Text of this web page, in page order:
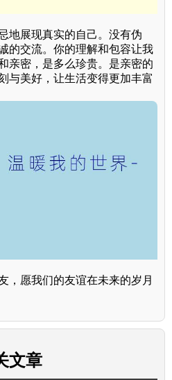
地展现真实的自己。没有伪
的交流。你的理解和包容让我
亲密，是多么珍贵。是亲密的
与美好，让生活变得更加丰富
，愿我们的友谊在未来的岁月
文章